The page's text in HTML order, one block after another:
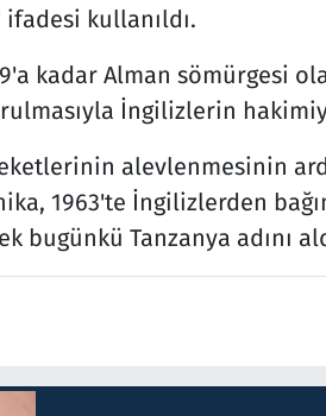
kullanıldı.
kadar Alman sömürgesi
İngilizlerin
alevlenmesinin
1963'te İngilizlerden
bugünkü Tanzanya adını